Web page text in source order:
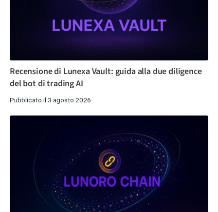
Recensione di Lunexa Vault: guida alla due diligence
del bot di trading AI
Pubblicato il 3 agosto 2026